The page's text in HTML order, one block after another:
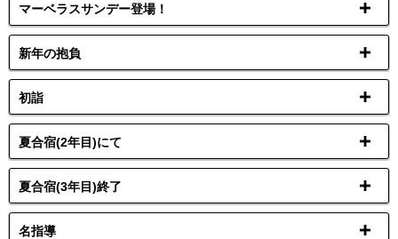
マーベラスサンデー登場！
新年の抱負
初詣
夏合宿(2年目)にて
夏合宿(3年目)終了
名指導